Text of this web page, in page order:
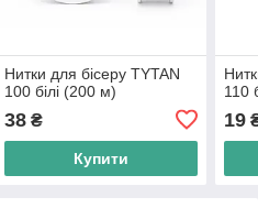
Нитки для бісеру TYTAN
100 білі (200 м)
38₴
Купити
110
19